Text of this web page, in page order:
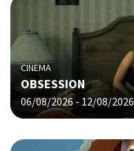
CINEMA
OBSESSION
06/08/2026 - 12/08/2026